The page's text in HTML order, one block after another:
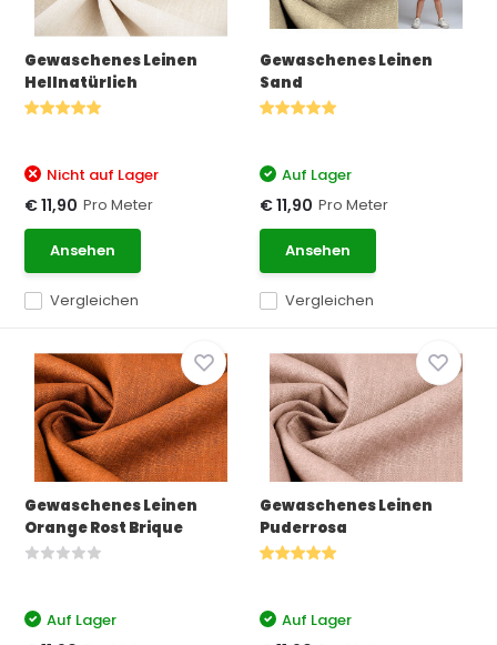
Gewaschenes Leinen
Hellnatürlich
Vergleichen
Nicht auf Lager
€ 11,90 Pro Meter
Ansehen
Gewaschenes Leinen
Sand
Vergleichen
Auf Lager
€ 11,90 Pro Meter
Ansehen
Gewaschenes Leinen
Orange Rost Brique
Auf Lager
Gewaschenes Leinen
Puderrosa
Auf Lager